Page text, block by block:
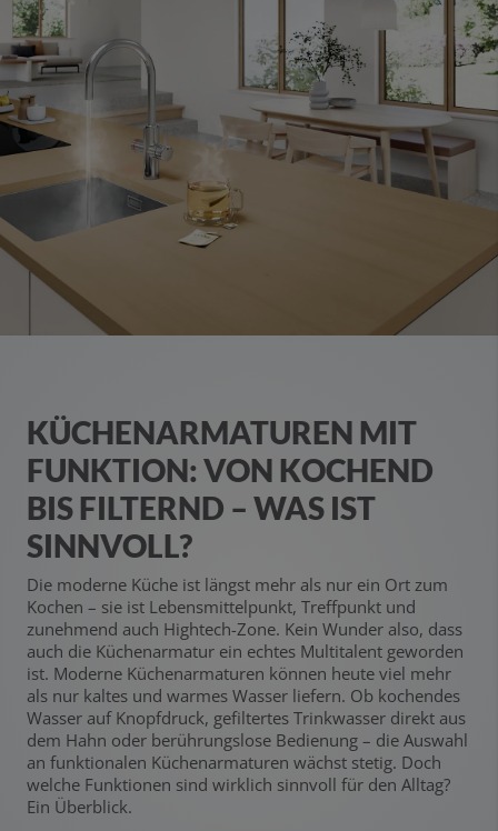
KÜCHENARMATUREN MIT
FUNKTION: VON KOCHEND
BIS FILTERND – WAS IST
SINNVOLL?
Die moderne Küche ist längst mehr als nur ein Ort zum
Kochen – sie ist Lebensmittelpunkt, Treffpunkt und
zunehmend auch Hightech-Zone. Kein Wunder also, dass
auch die Küchenarmatur ein echtes Multitalent geworden
ist. Moderne Küchenarmaturen können heute viel mehr
als nur kaltes und warmes Wasser liefern. Ob kochendes
Wasser auf Knopfdruck, gefiltertes Trinkwasser direkt aus
dem Hahn oder berührungslose Bedienung – die Auswahl
an funktionalen Küchenarmaturen wächst stetig. Doch
welche Funktionen sind wirklich sinnvoll für den Alltag?
Ein Überblick.